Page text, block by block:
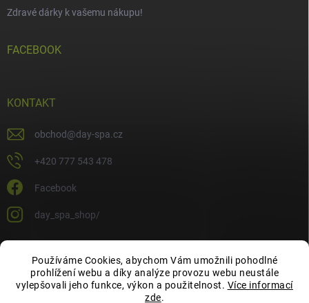
Používáme Cookies, abychom Vám umožnili pohodlné
prohlížení webu a díky analýze provozu webu neustále
vylepšovali jeho funkce, výkon a použitelnost. Více informací
zde.
Zdravé dárky k vašemu nákupu!
FACEBOOK
KONTAKT
obchod@day-spa.cz
+420 777 543 478
Facebook
day_spa_shop/
OCHRANA OSOBNÍCH ÚDAJŮ